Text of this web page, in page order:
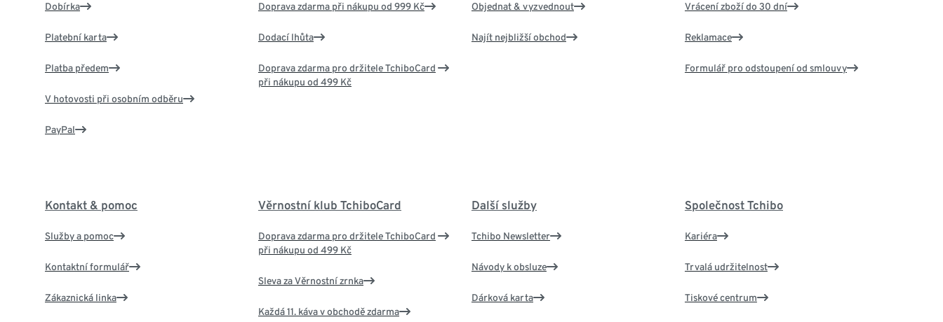
Dobírka
Platební karta
Platba předem
V hotovosti při osobním odběru
PayPal
Doprava zdarma při nákupu od 999 Kč
Dodací lhůta
Doprava zdarma pro držitele TchiboCard
při nákupu od 499 Kč
Objednat & vyzvednout
Najít nejbližší obchod
Vrácení zboží do 30 dní
Reklamace
Formulář pro odstoupení od smlouvy
Kontakt & pomoc
Služby a pomoc
Kontaktní formulář
Zákaznická linka
Věrnostní klub TchiboCard
Doprava zdarma pro držitele TchiboCard
při nákupu od 499 Kč
Sleva za Věrnostní zrnka
Každá 11. káva v obchodě zdarma
Další služby
Tchibo Newsletter
Návody k obsluze
Dárková karta
Společnost Tchibo
Kariéra
Trvalá udržitelnost
Tiskové centrum